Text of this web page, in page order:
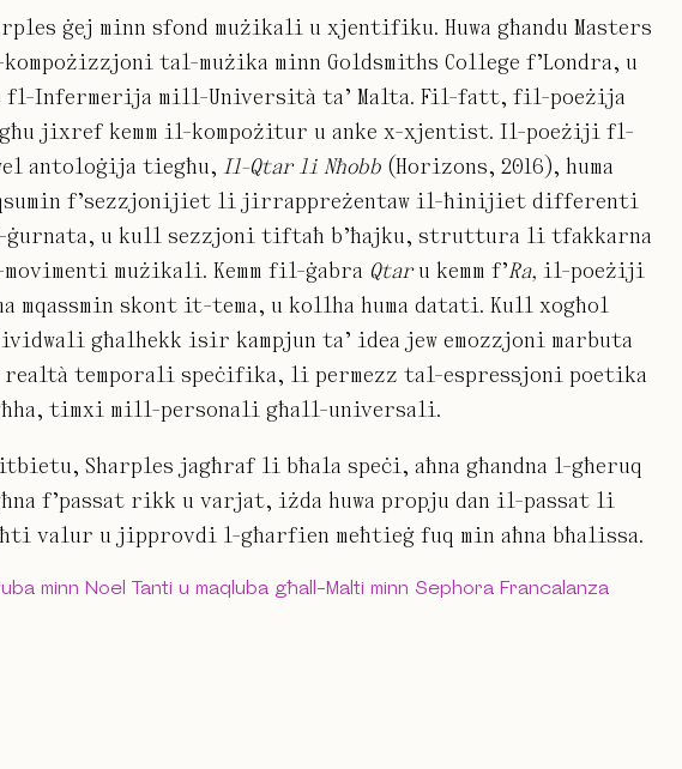
ġej minn sfond mużikali u xjentifiku. Huwa għandu Masters
tal-mużika minn Goldsmiths College f’Londra, u
fl-Infermerija mill-Università ta’ Malta. Fil-fatt, fil-poeżija
jixref kemm il-kompożitur u anke x-xjentist. Il-poeżiji fl-
antoloġija tiegħu, Il-Qtar li Nħobb (Horizons, 2016), huma
f’sezzjonijiet li jirrappreżentaw il-ħinijiet differenti
u kull sezzjoni tiftaħ b’ħajku, struttura li tfakkarna
mużikali. Kemm fil-ġabra Qtaru kemm f’Ra, il-poeżiji
mqassmin skont it-tema, u kollha huma datati. Kull xogħol
għalhekk isir kampjun ta’ idea jew emozzjoni marbuta
realtà temporali speċifika, li permezz tal-espressjoni poetika
timxi mill-personali għall-universali.
Sharples jagħraf li bħala speċi, aħna għandna l-għeruq
f’passat rikk u varjat, iżda huwa propju dan il-passat li
valur u jipprovdi l-għarfien meħtieġ fuq min aħna bħalissa.
minn Noel Tanti u maqluba għall-Malti minn Sephora Francalanza